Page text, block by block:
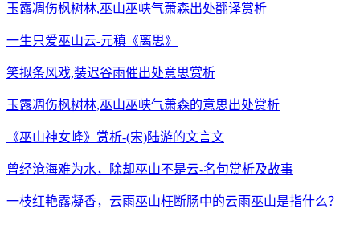
玉露凋伤枫树林,巫山巫峡气萧森出处翻译赏析
一生只爱巫山云-元稹《离思》
笑拟条风戏,装迟谷雨催出处意思赏析
玉露凋伤枫树林,巫山巫峡气萧森的意思出处赏析
《巫山神女峰》赏析-(宋)陆游的文言文
曾经沧海难为水，除却巫山不是云-名句赏析及故事
一枝红艳露凝香，云雨巫山枉断肠中的云雨巫山是指什么？